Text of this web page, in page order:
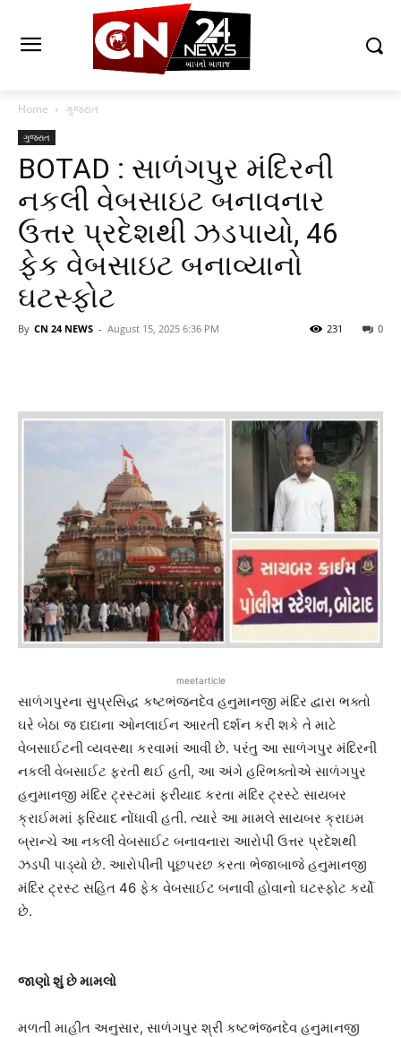
Home ગુજરાત
ગુજરાત
BOTAD : સાળંગપુર મંદિરની
નકલી વેબસાઇટ બનાવનાર
ઉત્તર પ્રદેશથી ઝડપાયો, 46
ફેક વેબસાઇટ બનાવ્યાનો
ઘટસ્ફોટ
By CN 24 NEWS - August 15, 2025 6:36 PM 0
231
meetarticle
સાળંગપુરના સુપ્રસિદ્ધ કષ્ટભંજનદેવ હનુમાનજી મંદિર દ્વારા ભક્તો
ઘરે બેઠા જ દાદાના ઓનલાઈન આરતી દર્શન કરી શકે તે માટે
વેબસાઈટની વ્યવસ્થા કરવામાં આવી છે. પરંતુ આ સાળંગપુર મંદિરની
નકલી વેબસાઈટ ફરતી થઈ હતી, આ અંગે હરિભક્તોએ સાળંગપુર
હનુમાનજી મંદિર ટ્રસ્ટમાં ફરીયાદ કરતા મંદિર ટ્રસ્ટે સાયબર
ક્રાઈમમાં ફરિયાદ નોંધાવી હતી. ત્યારે આ મામલે સાયબર ક્રાઇમ
બ્રાન્ચે આ નકલી વેબસાઈટ બનાવનારા આરોપી ઉત્તર પ્રદેશથી
ઝડપી પાડ્યો છે. આરોપીની પૂછપરછ કરતા ભેજાબાજે હનુમાનજી
મંદિર ટ્રસ્ટ સહિત 46 ફેક વેબસાઈટ બનાવી હોવાનો ઘટસ્ફોટ કર્યો
છે.
જાણો શું છે મામલો
મળતી માહીત અનુસાર, સાળંગપુર શ્રી કષ્ટભંજનદેવ હનુમાનજી